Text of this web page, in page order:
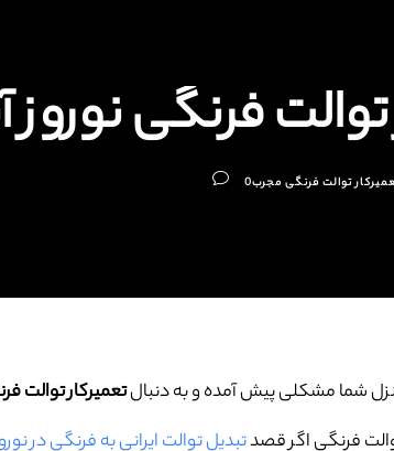
فرنگی نوروز آباد
توالت فرنگی مجرب0
شما مشکلی پیش آمده و به دنبالتعمیرکار توالت
فرنگی اگر قصدتبدیل توالت ایرانی به فرنگی در